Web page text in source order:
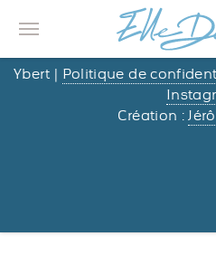
Elle Décore
Ybert | Politique de
Création :